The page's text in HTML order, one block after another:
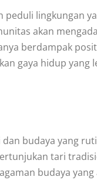
peduli lingkungan
akan
berdampak
gaya hidup yang
budaya yang
tari
budaya